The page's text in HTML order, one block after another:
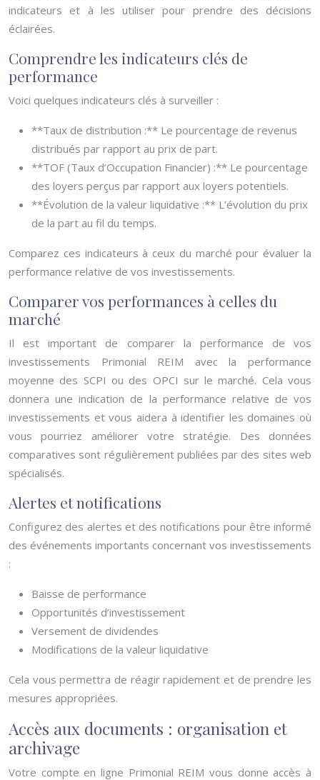
indicateurs et à les utiliser pour prendre des décisions
éclairées.
Comprendre les indicateurs clés de
performance
Voici quelques indicateurs clés à surveiller :
**Taux de distribution :** Le pourcentage de revenus
distribués par rapport au prix de part.
**TOF (Taux d’Occupation Financier) :** Le pourcentage
des loyers perçus par rapport aux loyers potentiels.
**Évolution de la valeur liquidative :** L’évolution du prix
de la part au fil du temps.
Comparez ces indicateurs à ceux du marché pour évaluer la
performance relative de vos investissements.
Comparer vos performances à celles du
marché
Il est important de comparer la performance de vos
investissements Primonial REIM avec la performance
moyenne des SCPI ou des OPCI sur le marché. Cela vous
donnera une indication de la performance relative de vos
investissements et vous aidera à identifier les domaines où
vous pourriez améliorer votre stratégie. Des données
comparatives sont régulièrement publiées par des sites web
spécialisés.
Alertes et notifications
Configurez des alertes et des notifications pour être informé
des événements importants concernant vos investissements
:
Baisse de performance
Opportunités d’investissement
Versement de dividendes
Modifications de la valeur liquidative
Cela vous permettra de réagir rapidement et de prendre les
mesures appropriées.
Accès aux documents : organisation et
archivage
Votre compte en ligne Primonial REIM vous donne accès à